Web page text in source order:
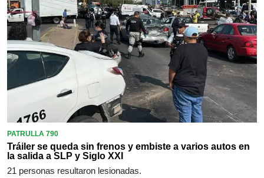
PATRULLA 790
Tráiler se queda sin frenos y embiste a varios autos en
la salida a SLP y Siglo XXI
21 personas resultaron lesionadas.